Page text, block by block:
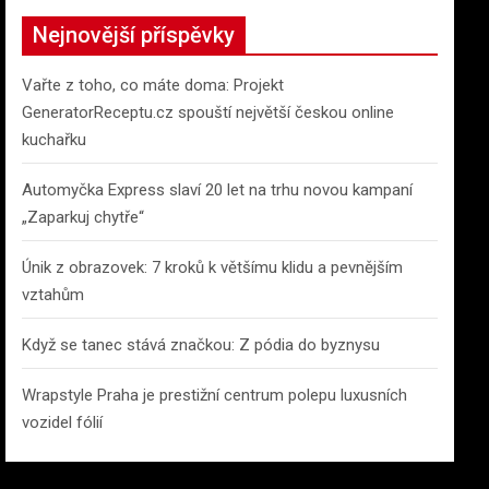
h
Nejnovější příspěvky
Vařte z toho, co máte doma: Projekt
GeneratorReceptu.cz spouští největší českou online
kuchařku
Automyčka Express slaví 20 let na trhu novou kampaní
„Zaparkuj chytře“
Únik z obrazovek: 7 kroků k většímu klidu a pevnějším
vztahům
Když se tanec stává značkou: Z pódia do byznysu
Wrapstyle Praha je prestižní centrum polepu luxusních
vozidel fólií